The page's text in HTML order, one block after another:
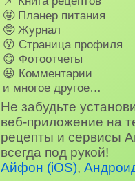
🤩 Планер питания
🤓 Журнал
😗 Страница профиля
😋 Фотоотчеты
😃 Комментарии
и многое другое…
Не забудьте
веб-приложение на
рецепты и сервисы
всегда под рукой!
Айфон (iOS),